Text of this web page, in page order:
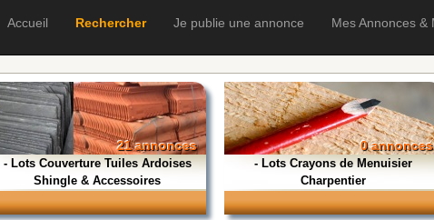
Accueil Rechercher Je publie une annonce Mes Annonces &
21 annonces
- Lots Couverture Tuiles Ardoises
Shingle & Accessoires
0 annonces
- Lots Crayons de Menuisier
Charpentier